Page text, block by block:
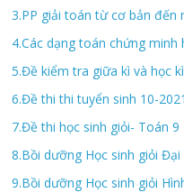
3.PP giải toán từ cơ bản đến
4.Các dạng toán chứng
5.Đề kiểm tra giữa kì và học
6.Đề thi thi tuyển sinh 10-
7.Đề thi học sinh giỏi- Toán 9
8.Bồi dưỡng Học sinh giỏi Đại
9.Bồi dưỡng Học sinh giỏi